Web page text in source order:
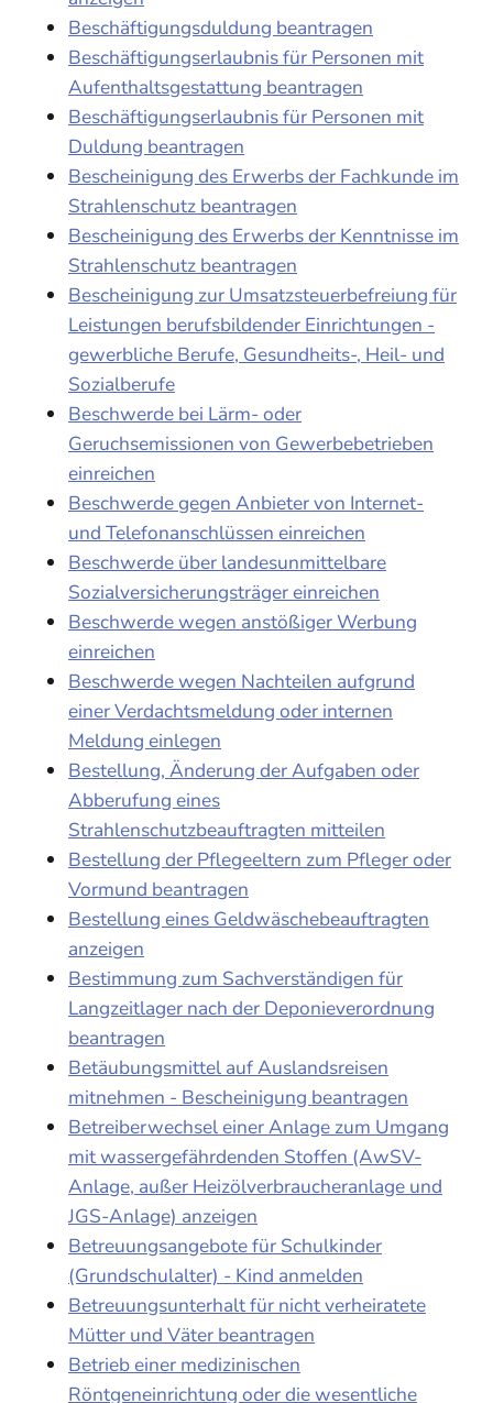
Beschäftigungsduldung beantragen
Beschäftigungserlaubnis für Personen mit
Aufenthaltsgestattung beantragen
Beschäftigungserlaubnis für Personen mit
Duldung beantragen
Bescheinigung des Erwerbs der Fachkunde im
Strahlenschutz beantragen
Bescheinigung des Erwerbs der Kenntnisse im
Strahlenschutz beantragen
Bescheinigung zur Umsatzsteuerbefreiung für
Leistungen berufsbildender Einrichtungen -
gewerbliche Berufe, Gesundheits-, Heil- und
Sozialberufe
Beschwerde bei Lärm- oder
Geruchsemissionen von Gewerbebetrieben
einreichen
Beschwerde gegen Anbieter von Internet-
und Telefonanschlüssen einreichen
Beschwerde über landesunmittelbare
Sozialversicherungsträger einreichen
Beschwerde wegen anstößiger Werbung
einreichen
Beschwerde wegen Nachteilen aufgrund
einer Verdachtsmeldung oder internen
Meldung einlegen
Bestellung, Änderung der Aufgaben oder
Abberufung eines
Strahlenschutzbeauftragten mitteilen
Bestellung der Pflegeeltern zum Pfleger oder
Vormund beantragen
Bestellung eines Geldwäschebeauftragten
anzeigen
Bestimmung zum Sachverständigen für
Langzeitlager nach der Deponieverordnung
beantragen
Betäubungsmittel auf Auslandsreisen
mitnehmen - Bescheinigung beantragen
Betreiberwechsel einer Anlage zum Umgang
mit wassergefährdenden Stoffen (AwSV-
Anlage, außer Heizölverbraucheranlage und
JGS-Anlage) anzeigen
Betreuungsangebote für Schulkinder
(Grundschulalter) - Kind anmelden
Betreuungsunterhalt für nicht verheiratete
Mütter und Väter beantragen
Betrieb einer medizinischen
Röntgeneinrichtung oder die wesentliche